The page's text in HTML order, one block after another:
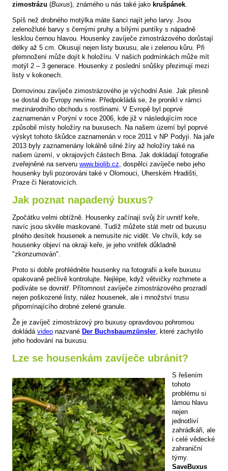
zimostrázu (Buxus), známého u nás také jako krušpánek.
Spíš než drobného motýlka máte šanci najít jeho larvy. Jsou
zelenožluté barvy s černými pruhy a bílými puntíky s nápadně
lesklou černou hlavou. Housenky zavíječe zimostrázového dorůstají
délky až 5 cm. Okusují nejen listy buxusu, ale i zelenou kůru. Při
přemnožení může dojít k holožíru. V našich podmínkách může mít
motýl 2 – 3 generace. Housenky z poslední snůšky přezimují mezi
listy v kokonech.
Domovinou zavíječe zimostrázového je východní Asie. Jak přesně
se dostal do Evropy nevíme. Předpokládá se, že pronikl v rámci
mezinárodního obchodu s rostlinami. V Evropě byl poprvé
zaznamenán v Porýní v roce 2006, kde již v následujícím roce
způsobil místy holožíry na buxusech. Na našem území byl poprvé
výskyt tohoto škůdce zaznamenán v roce 2011 v NP Podyjí. Na jaře
2013 byly zaznamenány lokálně silné žíry až holožíry také na
našem území, v okrajových částech Brna. Jak dokládají fotografie
zveřejněné na serveru www.biolib.cz, dospělci zavíječe nebo jeho
housenky byli pozorováni také v Olomouci, Uherském Hradišti,
Praze či Neratovicích.
Jak poznat napadený buxus?
Zpočátku velmi obtížně. Housenky začínají svůj žír uvnitř keře,
navíc jsou skvěle maskované. Tudíž můžete stát metr od buxusu
plného desítek housenek a nemusíte nic vidět. Ve chvíli, kdy se
housenky objeví na okraji keře, je jeho vnitřek důkladně
"zkonzumován".
Proto si dobře prohlédněte housenky na fotografii a keře buxusu
opakovaně pečlivě kontrolujte. Nejlépe, když větvičky rozhrnete a
podíváte se dovnitř. Přítomnost zavíječe zimostrázového prozradí
nejen poškozené listy, nález housenek, ale i množství trusu
připomínajícího drobné zelené granule.
Že je zavíječ zimostrázový pro buxusy opravdovou pohromou
dokládá video nazvané Der Buchsbaumzünsler , které zachytilo
jeho hodování na buxusu.
Lze se housenkám zavíječe ubránit?
S řešením
tohoto
problému si
lámou hlavu
nejen
jednotliví
zahrádkáři, ale
i celé vědecké
zahraniční
týmy.
SaveBuxus